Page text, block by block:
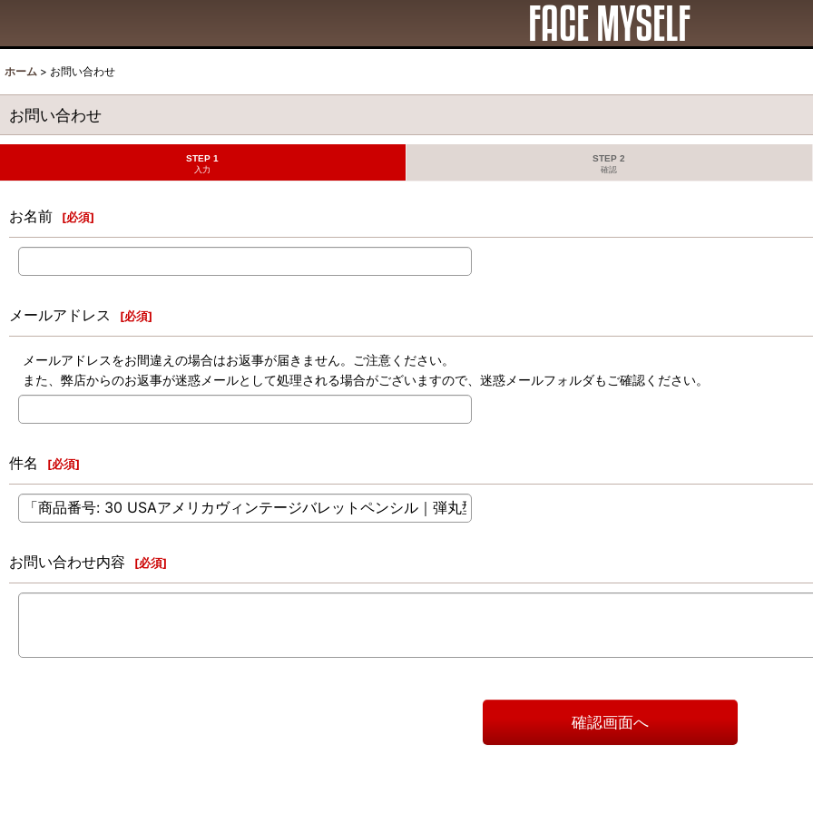
ホーム > お問い合わせ
お問い合わせ
STEP 1
入力
STEP 2
確認
お名前 [必須]
メールアドレス [必須]
メールアドレスをお間違えの場合はお返事が届きません。ご注意ください。
また、弊店からのお返事が迷惑メールとして処理される場合がございますので、迷惑メールフォルダもご確認ください。
件名 [必須]
お問い合わせ内容 [必須]
確認画面へ